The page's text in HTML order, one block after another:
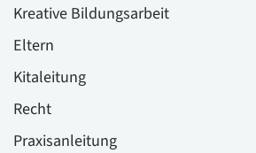
Kreative Bildungsarbeit
Eltern
Kitaleitung
Recht
Praxisanleitung